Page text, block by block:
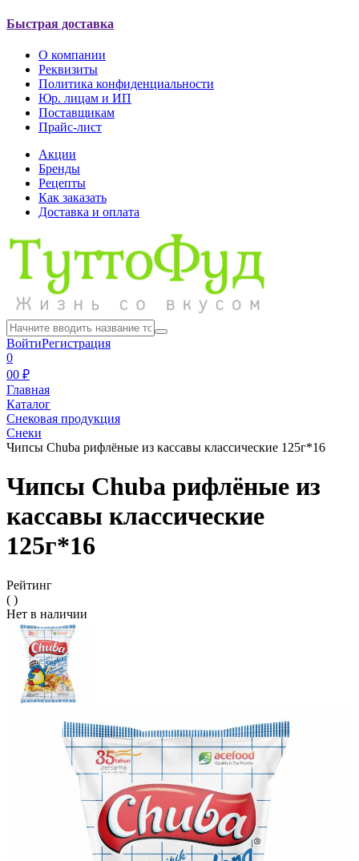
Быстрая доставка
О компании
Реквизиты
Политика конфиденциальности
Юр. лицам и ИП
Поставщикам
Прайс-лист
Акции
Бренды
Рецепты
Как заказать
Доставка и оплата
ВойтиРегистрация
0
00 ₽
Главная
Каталог
Снековая продукция
Снеки
Чипсы Chuba рифлёные из кассавы классические 125г*16
Чипсы Chuba рифлёные из
кассавы классические
125г*16
Рейтинг
( )
Нет в наличии